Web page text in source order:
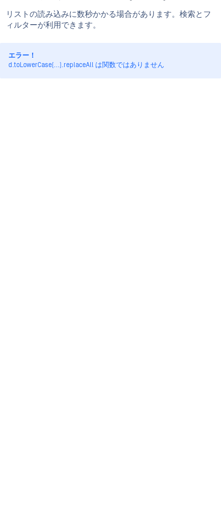
リストの読み込みに数秒かかる場合があります。検索とフ
ィルターが利用できます。
エラー！
d.toLowerCase(...).replaceAll は関数ではありません